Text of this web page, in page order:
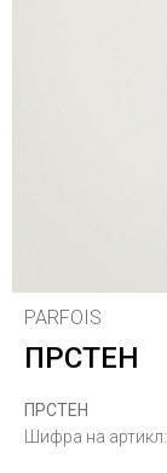
PARFOIS
ПРСТЕН
ПРСТЕН
Шифра на артикл: